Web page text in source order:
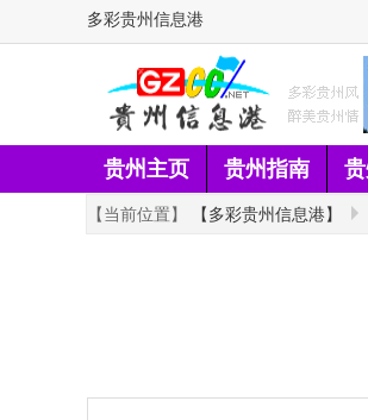
多彩贵州信息港
贵州主页 贵州指南
【当前位置】 【多彩贵州信息港】